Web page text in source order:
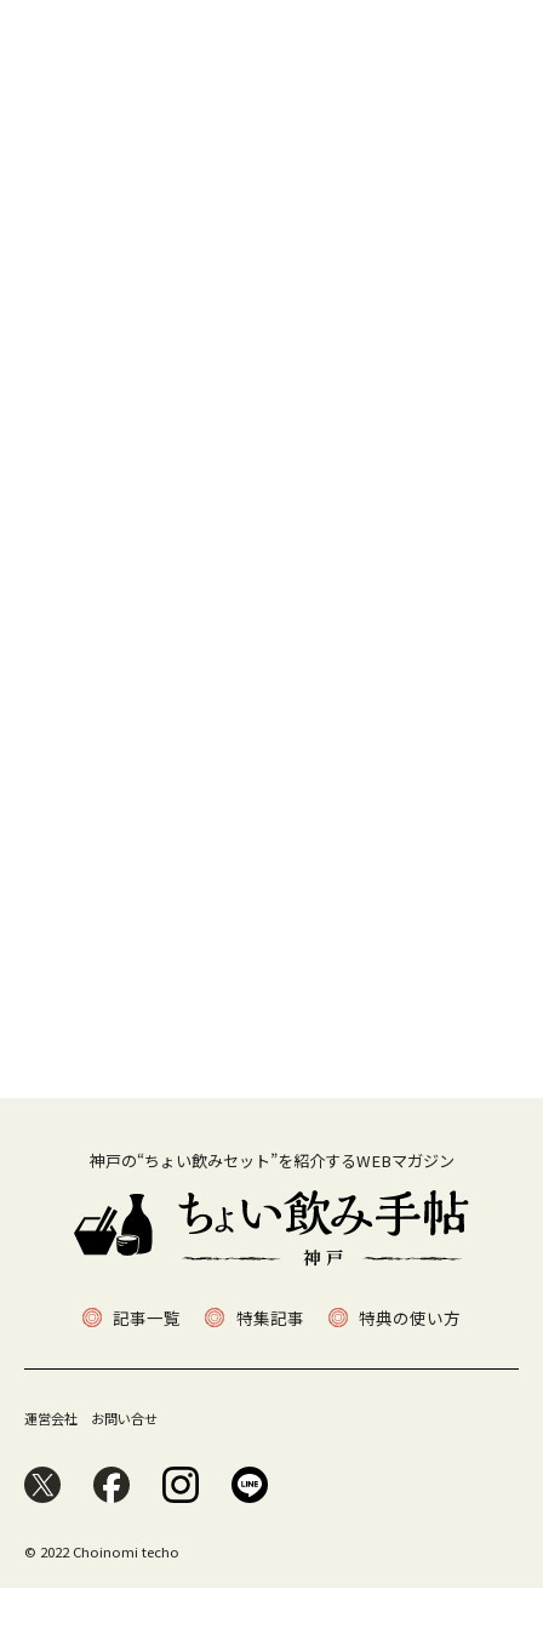
神戸の“ちょい飲みセット”を紹介するWEBマガジン
記事一覧 特集記事 特典の使い方
運営会社 お問い合せ
© 2022 Choinomi techo